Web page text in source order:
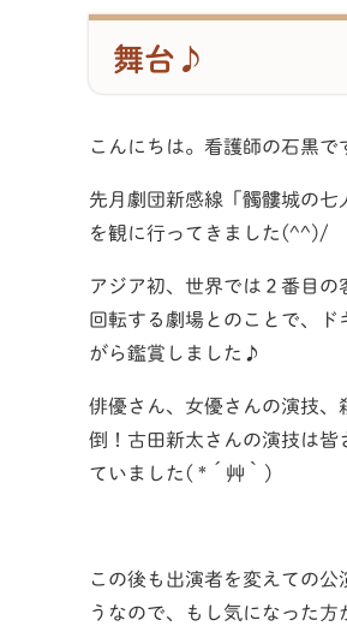
舞台♪
こんにちは。看護師の石黒で
先月劇団新感線「髑髏城の七
を観に行ってきました(^^)/
アジア初、世界では２番目の
回転する劇場とのことで、ド
がら鑑賞しました♪
俳優さん、女優さんの演技、
倒！古田新太さんの演技は皆
ていました( *´艸｀)
この後も出演者を変えての公
うなので、もし気になった方